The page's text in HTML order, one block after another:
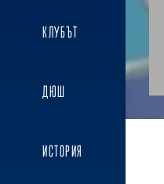
КЛУБЪТ
ДЮШ
ИСТОРИЯ